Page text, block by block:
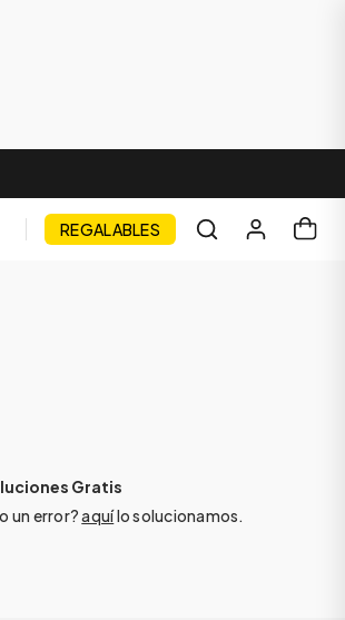
REGALABLES
Gratis
un error?aquílo solucionamos.